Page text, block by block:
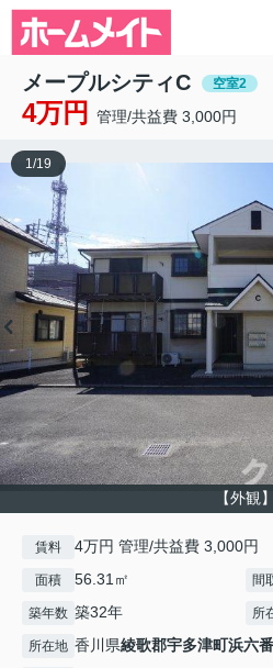
メープルシティC 空室2
4万円 管理/共益費 3,000円
【外観】
1/19
賃料 4万円 管理/共益費 3,000円
面積 56.31㎡ 間
築年数 築32年 所
所在地 香川県綾歌郡宇多津町浜六